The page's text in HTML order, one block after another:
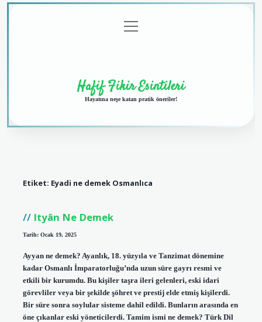
menüyü
aç
Hafif Fikir Esintileri
Hayatına neşe katan pratik öneriler!
Etiket: Eyadi ne demek Osmanlıca
Ityân Ne Demek
Tarih: Ocak 19, 2025
Ayyan ne demek? Ayanlık, 18. yüzyıla ve Tanzimat dönemine
kadar Osmanlı İmparatorluğu’nda uzun süre gayrı resmi ve
etkili bir kurumdu. Bu kişiler taşra ileri gelenleri, eski idari
görevliler veya bir şekilde şöhret ve prestij elde etmiş kişilerdi.
Bir süre sonra soylular sisteme dahil edildi. Bunların arasında en
öne çıkanlar eski yöneticilerdi. Tamim ismi ne demek? Türk Dil